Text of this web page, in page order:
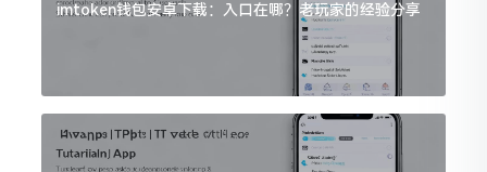
imtoken钱包安卓下载：入口在哪？老玩家的经验分享